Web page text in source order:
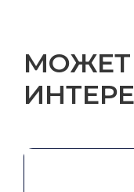
Email
Название